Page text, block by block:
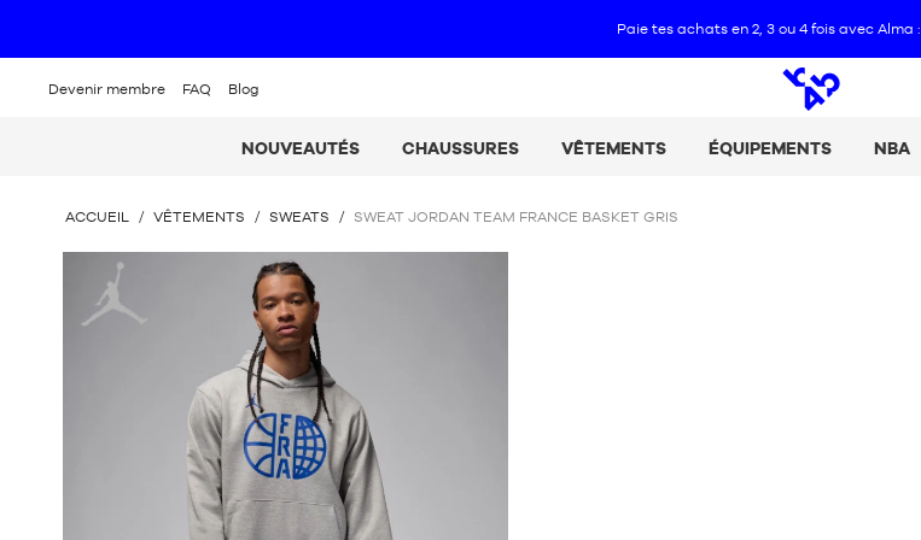
Paie tes achats en 2, 3 ou 4 fois avec Alma :
Devenir membre FAQ Blog
NOUVEAUTÉS CHAUSSURES VÊTEMENTS ÉQUIPEMENTS NBA
VOUS
ACCUEIL / VÊTEMENTS / SWEATS / SWEAT JORDAN TEAM FRANCE BASKET GRIS